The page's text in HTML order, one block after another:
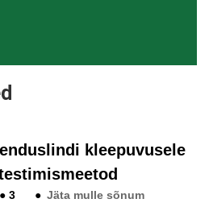
kleepuvusele
● 3 ● Jäta mulle sõnum